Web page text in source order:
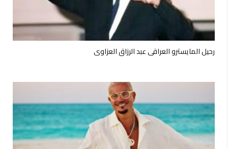
رحيل المايسترو العراقي عبد الرزاق العزاوي